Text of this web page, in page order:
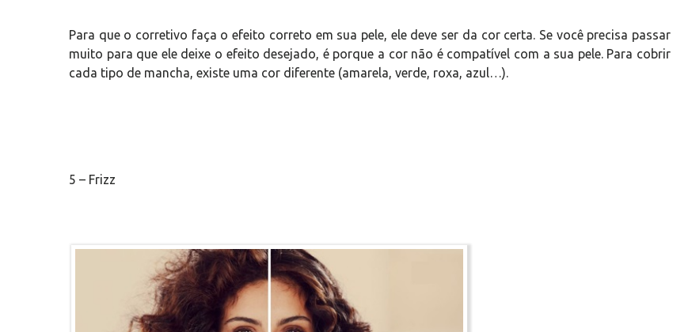
Para que o corretivo faça o efeito correto em sua pele, ele deve ser da cor certa. Se você precisa passar
muito para que ele deixe o efeito desejado, é porque a cor não é compatível com a sua pele. Para cobrir
cada tipo de mancha, existe uma cor diferente (amarela, verde, roxa, azul…).
5 – Frizz